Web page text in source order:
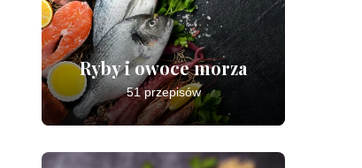
Ryby i owoce morza
51 przepisów